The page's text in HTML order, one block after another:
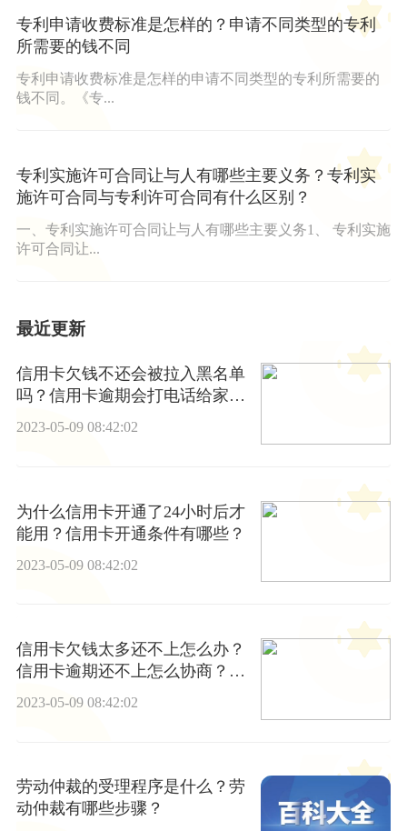
专利申请收费标准是怎样的？申请不同类型的专利
所需要的钱不同
专利申请收费标准是怎样的申请不同类型的专利所需要的
钱不同。《专...
专利实施许可合同让与人有哪些主要义务？专利实
施许可合同与专利许可合同有什么区别？
一、专利实施许可合同让与人有哪些主要义务1、 专利实施
许可合同让...
最近更新
信用卡欠钱不还会被拉入黑名单
吗？信用卡逾期会打电话给家人
吗？
2023-05-09 08:42:02
为什么信用卡开通了24小时后才
能用？信用卡开通条件有哪些？
2023-05-09 08:42:02
信用卡欠钱太多还不上怎么办？
信用卡逾期还不上怎么协商？_
信息
2023-05-09 08:42:02
劳动仲裁的受理程序是什么？劳
动仲裁有哪些步骤？